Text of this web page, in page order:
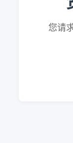
您请